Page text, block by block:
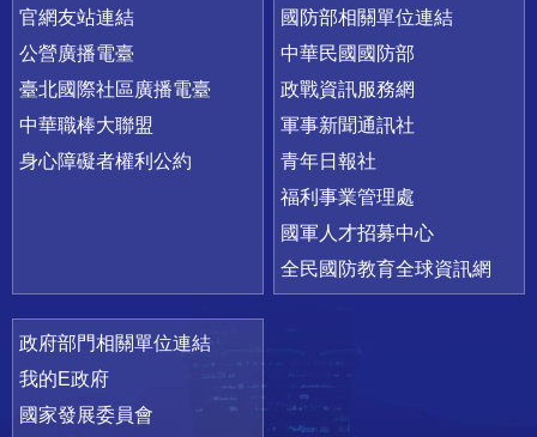
官網友站連結
公營廣播電臺
臺北國際社區廣播電臺
中華職棒大聯盟
身心障礙者權利公約
國防部相關單位連結
中華民國國防部
政戰資訊服務網
軍事新聞通訊社
青年日報社
福利事業管理處
國軍人才招募中心
全民國防教育全球資訊網
政府部門相關單位連結
我的E政府
國家發展委員會